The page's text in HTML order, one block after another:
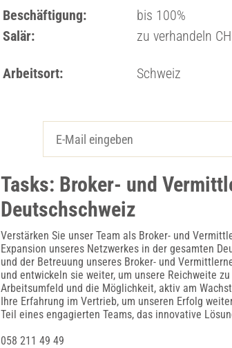
Beschäftigung:
bis 100%
Salär:
zu verhandeln
Arbeitsort: Schweiz
Tasks: Broker- und
Deutschschweiz
Verstärken Sie unser Team als Broker- und
Expansion unseres Netzwerkes in der gesamten
und der Betreuung unseres Broker- und
und entwickeln sie weiter, um unsere Reichweite
Arbeitsumfeld und die Möglichkeit, aktiv am
Ihre Erfahrung im Vertrieb, um unseren Erfolg
Teil eines engagierten Teams, das innovative
058 211 49 49